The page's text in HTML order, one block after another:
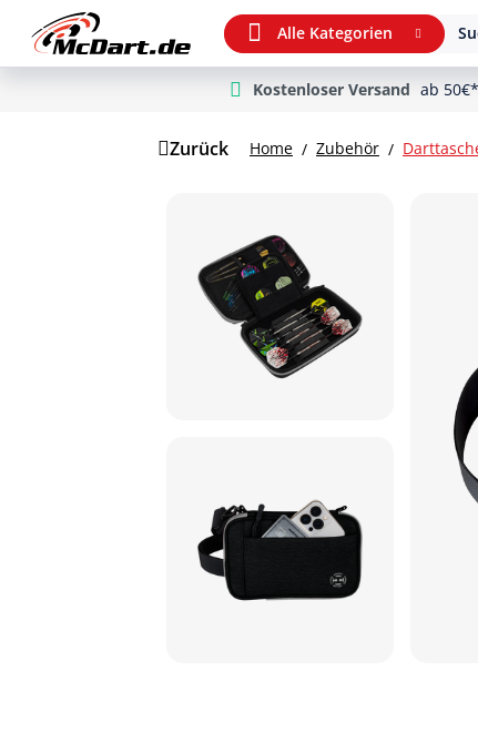
Zur Hauptnavigation springen
Alle Kategorien
Kostenloser Versand ab
Zurück Home Zubehör